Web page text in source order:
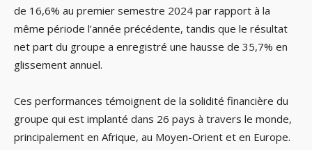
de 16,6% au premier semestre 2024 par rapport à la
même période l’année précédente, tandis que le résultat
net part du groupe a enregistré une hausse de 35,7% en
glissement annuel.
Ces performances témoignent de la solidité financière du
groupe qui est implanté dans 26 pays à travers le monde,
principalement en Afrique, au Moyen-Orient et en Europe.